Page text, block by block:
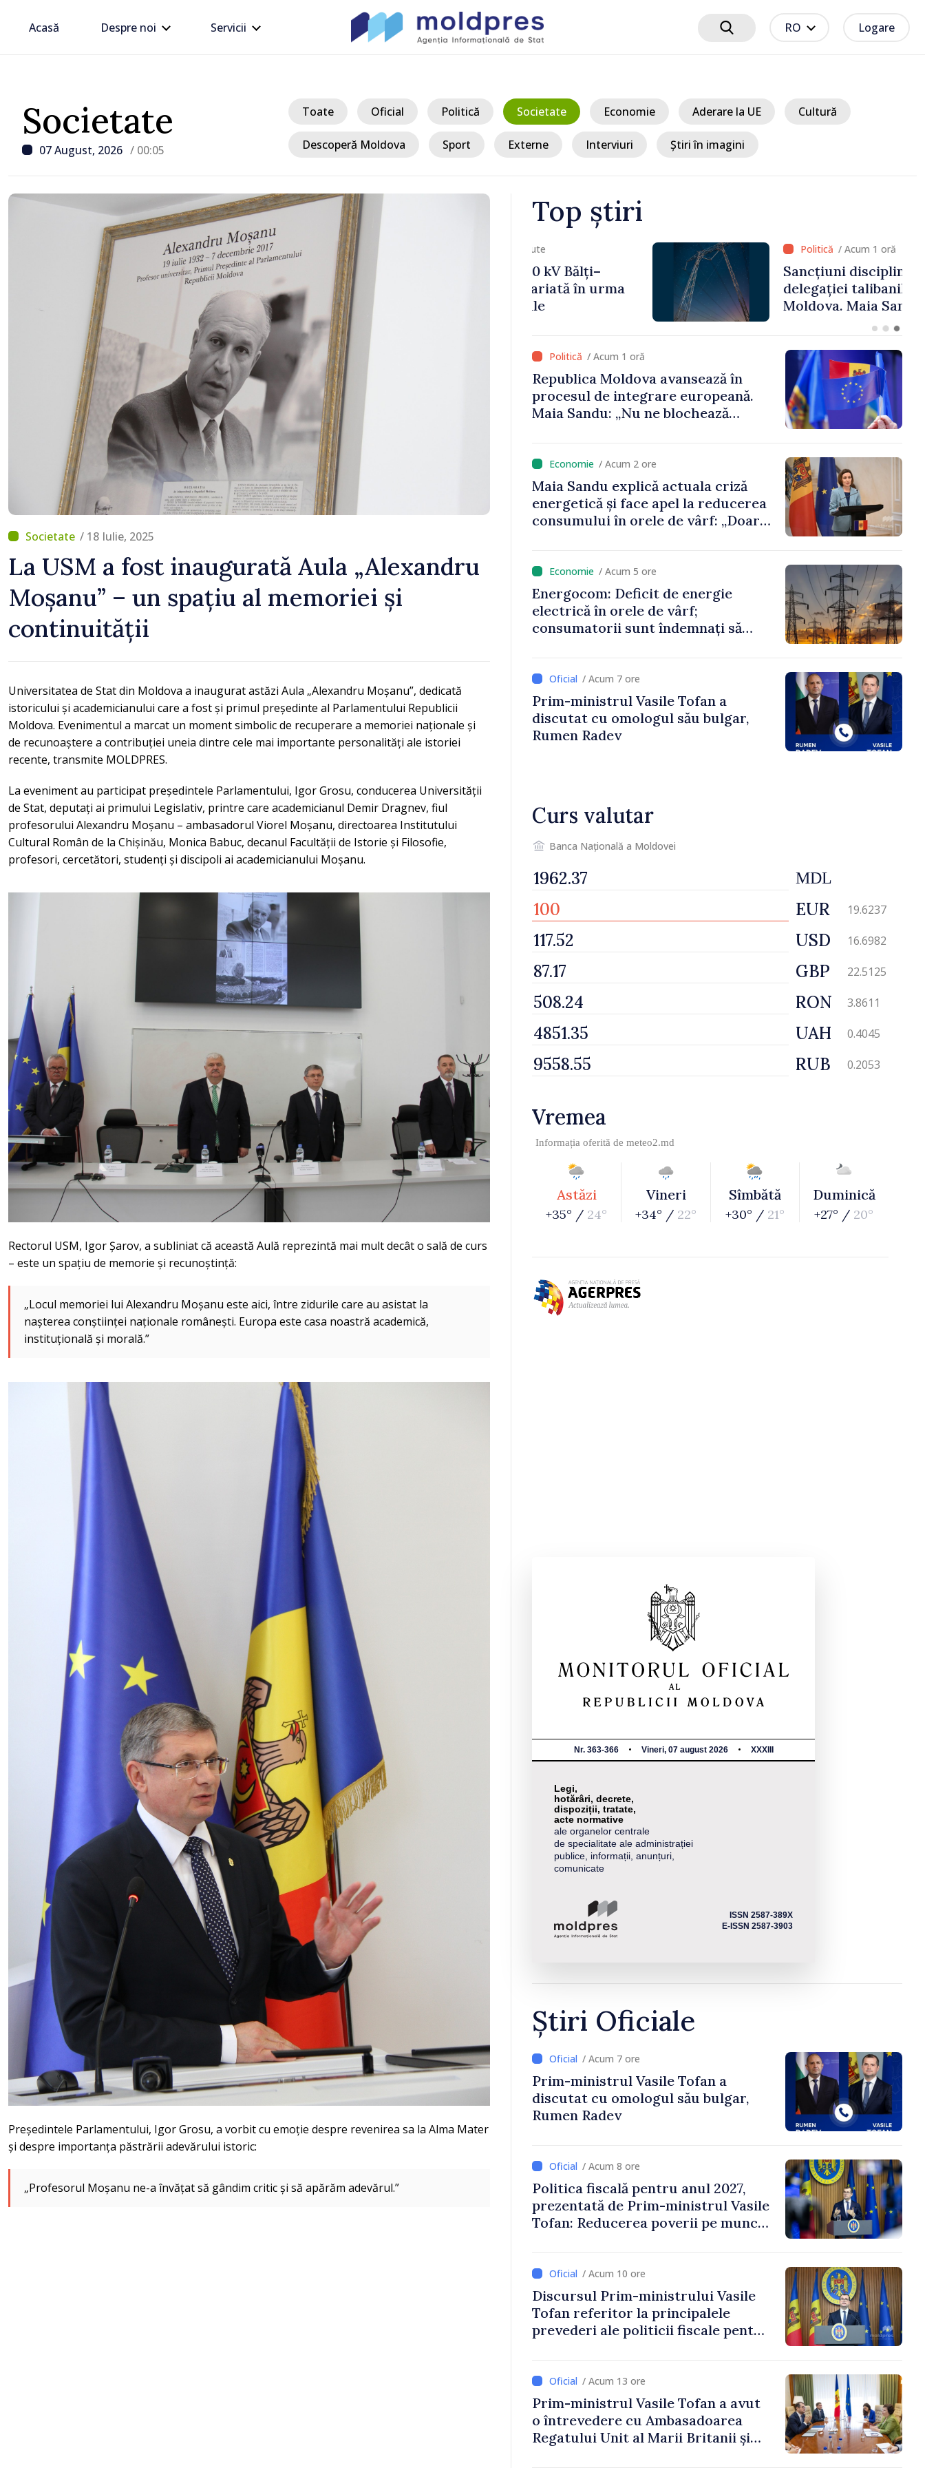
Acasă Despre noi Servicii RO Logare
Societate
07 August, 2026 / 00:05
Toate Oficial Politică Societate Economie Aderare la UE Cultură
Descoperă Moldova Sport Externe Interviuri Știri în imagini
/ 18 Iulie, 2025
La USM a fost inaugurată Aula „Alexandru
Moșanu” – un spațiu al memoriei și
continuității
Universitatea de Stat din Moldova a inaugurat astăzi Aula „Alexandru Moșanu”, dedicată
istoricului și academicianului care a fost și primul președinte al Parlamentului Republicii
Moldova. Evenimentul a marcat un moment simbolic de recuperare a memoriei naționale și
de recunoaștere a contribuției uneia dintre cele mai importante personalități ale istoriei
recente, transmite MOLDPRES.
La eveniment au participat președintele Parlamentului, Igor Grosu, conducerea Universității
de Stat, deputați ai primului Legislativ, printre care academicianul Demir Dragnev, fiul
profesorului Alexandru Moșanu – ambasadorul Viorel Moșanu, directoarea Institutului
Cultural Român de la Chișinău, Monica Babuc, decanul Facultății de Istorie și Filosofie,
profesori, cercetători, studenți și discipoli ai academicianului Moșanu.
Rectorul USM, Igor Șarov, a subliniat că această Aulă reprezintă mai mult decât o sală de curs
– este un spațiu de memorie și recunoștință:
„Locul memoriei lui Alexandru Moșanu este aici, între zidurile care au asistat la
nașterea conștiinței naționale românești. Europa este casa noastră academică,
instituțională și morală.”
Președintele Parlamentului, Igor Grosu, a vorbit cu emoție despre revenirea sa la Alma Mater
și despre importanța păstrării adevărului istoric:
„Profesorul Moșanu ne-a învățat să gândim critic și să apărăm adevărul.”
Top știri
/ Acum 46 minute
Linia electrică de 330 kV Bălți–
Dnestrovsk, grav avariată în urma
calamităților naturale
Sancțiuni disciplinare după vizita
delegației talibanilor în Republica
Moldova. Maia Sandu: „Este rușinos
că oameni cu funcții înalte nu
/ Acum 1 oră
Republica Moldova avansează în
procesul de integrare europeană.
Maia Sandu: „Nu ne blochează
/ Acum 2 ore
Maia Sandu explică actuala criză
energetică și face apel la reducerea
consumului în orele de vârf: „Doar
/ Acum 5 ore
Energocom: Deficit de energie
electrică în orele de vârf;
consumatorii sunt îndemnați să
/ Acum 7 ore
Prim-ministrul Vasile Tofan a
discutat cu omologul său bulgar,
Rumen Radev
Curs valutar
Banca Națională a Moldovei
MDL
EUR 19.6237
USD 16.6982
GBP 22.5125
RON 3.8611
UAH 0.4045
RUB 0.2053
Vremea
Informația oferită de meteo2.md
Astăzi
+35° / 24°
Vineri
+34° / 22°
Sîmbătă
+30° / 21°
Duminică
+27° / 20°
Nr. 363-366 Vineri, 07 august 2026 XXXIII
Legi,
hotărâri, decrete,
dispoziții, tratate,
acte normative
ale organelor centrale
de specialitate ale administrației
publice, informații, anunțuri,
comunicate
ISSN 2587-389X
E-ISSN 2587-3903
Știri Oficiale
/ Acum 7 ore
Prim-ministrul Vasile Tofan a
discutat cu omologul său bulgar,
Rumen Radev
/ Acum 8 ore
Politica fiscală pentru anul 2027,
prezentată de Prim-ministrul Vasile
Tofan: Reducerea poverii pe muncă,
/ Acum 10 ore
Discursul Prim-ministrului Vasile
Tofan referitor la principalele
prevederi ale politicii fiscale pentru
/ Acum 13 ore
Prim-ministrul Vasile Tofan a avut
o întrevedere cu Ambasadoarea
Regatului Unit al Marii Britanii și